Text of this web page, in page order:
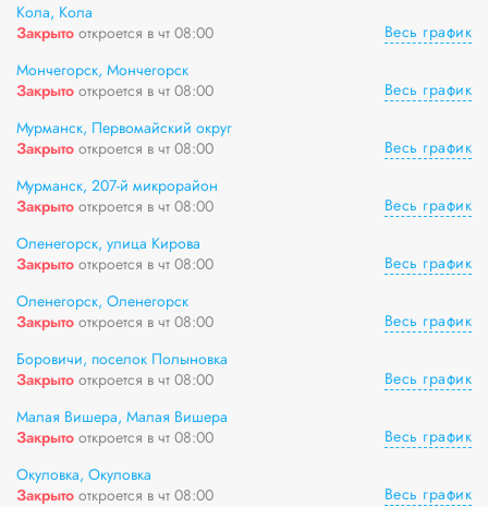
Кола, Кола
Закрыто откроется в чт 08:00
Весь график
Мончегорск, Мончегорск
Закрыто откроется в чт 08:00
Весь график
Мурманск, Первомайский округ
Закрыто откроется в чт 08:00
Весь график
Мурманск, 207-й микрорайон
Закрыто откроется в чт 08:00
Весь график
Оленегорск, улица Кирова
Закрыто откроется в чт 08:00
Весь график
Оленегорск, Оленегорск
Закрыто откроется в чт 08:00
Весь график
Боровичи, поселок Полыновка
Закрыто откроется в чт 08:00
Весь график
Малая Вишера, Малая Вишера
Закрыто откроется в чт 08:00
Весь график
Окуловка, Окуловка
Закрыто откроется в чт 08:00
Весь график